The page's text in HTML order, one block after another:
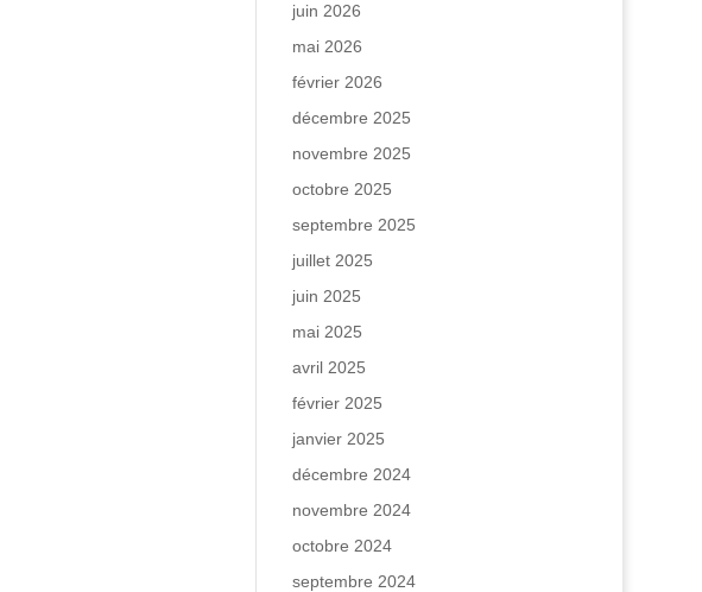
juin 2026
mai 2026
février 2026
décembre 2025
novembre 2025
octobre 2025
septembre 2025
juillet 2025
juin 2025
mai 2025
avril 2025
février 2025
janvier 2025
décembre 2024
novembre 2024
octobre 2024
septembre 2024